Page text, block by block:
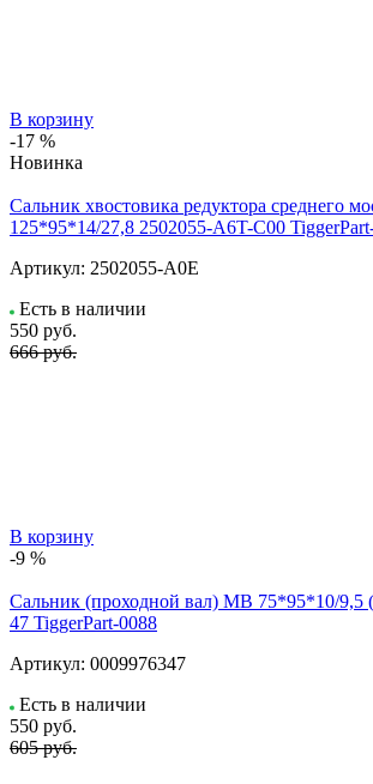
В корзину
-17 %
Новинка
Сальник хвостовика редуктора среднего
125*95*14/27,8 2502055-A6T-C00
Артикул: 2502055-A0E
Есть в наличии
550 руб.
666 руб.
В корзину
-9 %
Сальник (проходной вал) МВ 75*95*10/9,5
47 TiggerPart-0088
Артикул: 0009976347
Есть в наличии
550 руб.
605 руб.